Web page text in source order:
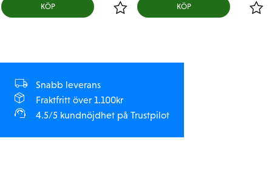
KÖP KÖP
Snabb leverans
Fraktfritt över 1.100kr
4.5/5 kundnöjdhet på Trustpilot